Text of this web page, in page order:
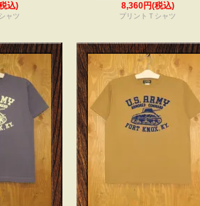
込)
ャツ
8,360円(税込)
プリントＴシャツ